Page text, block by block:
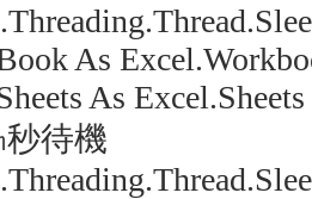
As
As
秒待機